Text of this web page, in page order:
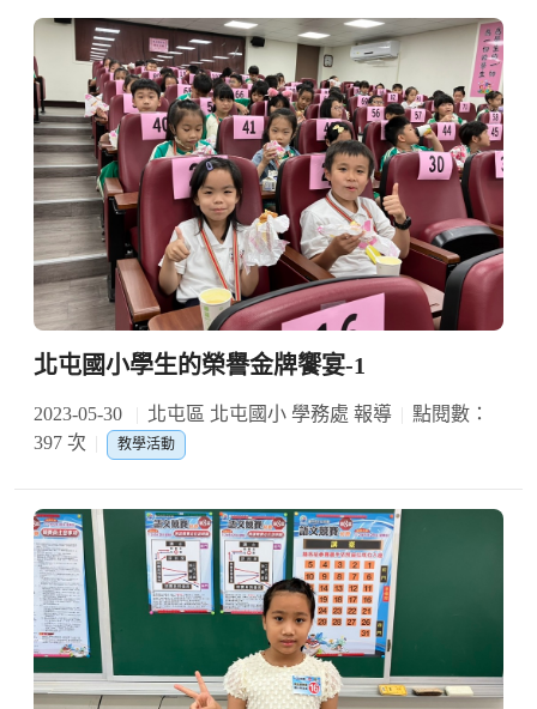
北屯國小學生的榮譽金牌饗宴-1
2023-05-30 北屯區 北屯國小 學務處 報導
點閱數：
397 次
教學活動